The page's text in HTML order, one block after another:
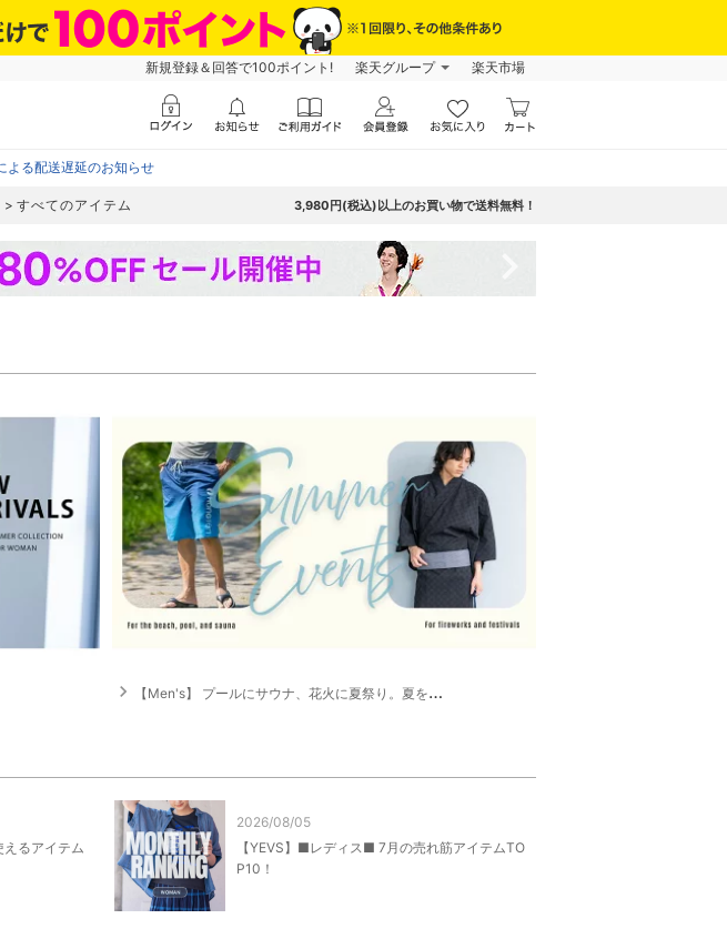
新規登録＆回答で100ポイント! 楽天グループ 楽天市場
よる配送遅延のお知らせ
すべてのアイテム 3,980円(税込)以上のお買い物で送料無料！
navigate_next 【Men's】 プールにサウナ、花火に夏祭り。夏を遊ぶ、大人の夏支度
えるアイテム
2026/08/05
【YEVS】■レディス■ 7月の売れ筋アイテムTO
P10！